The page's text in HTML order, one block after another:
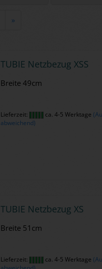
»
TUBIE Netz­be­zug XSS
Brei­te 49cm
Lieferzeit: ca. 4-5 Werktage
abweichend)
TUBIE Netz­be­zug XS
Brei­te 51cm
Lieferzeit: ca. 4-5 Werktage